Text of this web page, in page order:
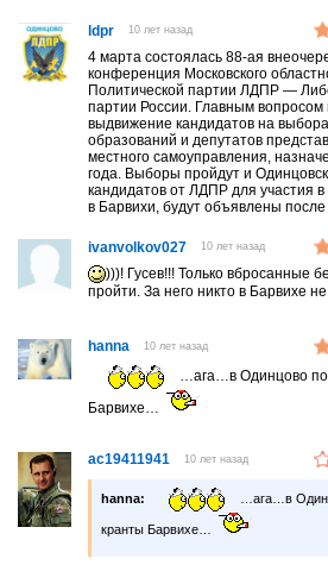
ldpr 10 лет назад
4 марта состоялась 88-ая
конференция Московского
Политической партии ЛДПР —
партии России. Главным вопросом
выдвижение кандидатов на
образований и депутатов
местного самоуправления,
года. Выборы пройдут и
кандидатов от ЛДПР для участия
в Барвихи, будут объявлены после
ivanvolkov027 10 лет назад
)))! Гусев!!! Только вбросанные
пройти. За него никто в Барвихе
hanna 10 лет назад
…ага…в Одинцово
Барвихе…
ac19411941 10 лет назад
hanna: …ага…в
кранты Барвихе…